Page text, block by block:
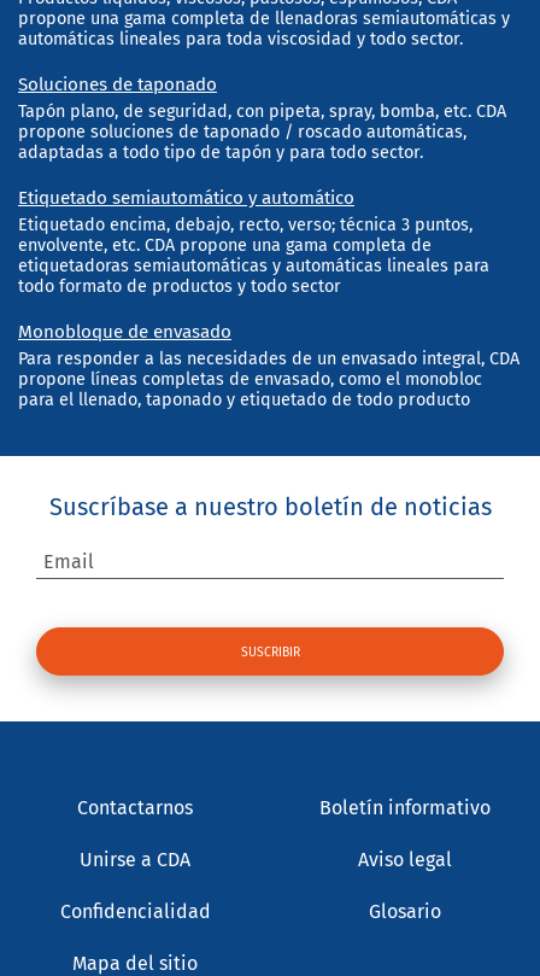
propone una gama completa de llenadoras semiautomáticas y
automáticas lineales para toda viscosidad y todo sector.
Soluciones de taponado
Tapón plano, de seguridad, con pipeta, spray, bomba, etc. CDA
propone soluciones de taponado / roscado automáticas,
adaptadas a todo tipo de tapón y para todo sector.
Etiquetado semiautomático y automático
Etiquetado encima, debajo, recto, verso; técnica 3 puntos,
envolvente, etc. CDA propone una gama completa de
etiquetadoras semiautomáticas y automáticas lineales para
todo formato de productos y todo sector
Monobloque de envasado
Para responder a las necesidades de un envasado integral, CDA
propone líneas completas de envasado, como el monobloc
para el llenado, taponado y etiquetado de todo producto
Suscríbase a nuestro boletín de noticias
Email
Contactarnos Boletín informativo
Unirse a CDA Aviso legal
Confidencialidad Glosario
Mapa del sitio